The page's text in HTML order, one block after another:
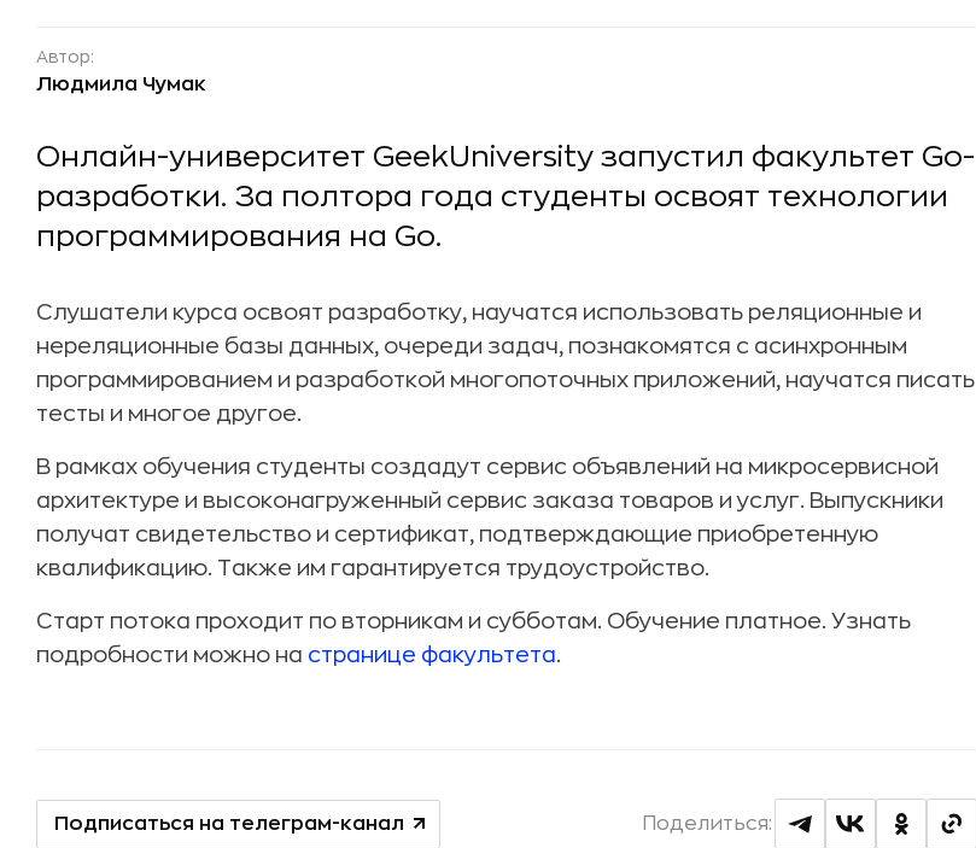
Автор:
Людмила Чумак
Онлайн-университет GeekUniversity запустил факультет Go-
разработки. За полтора года студенты освоят технологии
программирования на Go.
Слушатели курса освоят разработку, научатся использовать реляционные и
нереляционные базы данных, очереди задач, познакомятся с асинхронным
программированием и разработкой многопоточных приложений, научатся писать
тесты и многое другое.
В рамках обучения студенты создадут сервис объявлений на микросервисной
архитектуре и высоконагруженный сервис заказа товаров и услуг. Выпускники
получат свидетельство и сертификат, подтверждающие приобретенную
квалификацию. Также им гарантируется трудоустройство.
Старт потока проходит по вторникам и субботам. Обучение платное. Узнать
подробности можно на странице факультета.
Подписаться на телеграм-канал Поделиться: